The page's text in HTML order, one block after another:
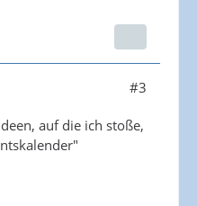
#3
auf die ich stoße,